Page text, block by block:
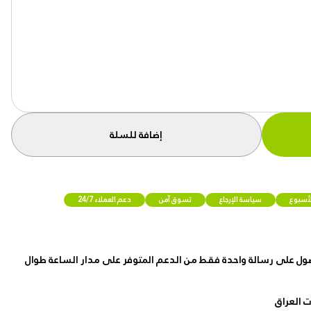
إضافة للسلة
سياسة الإرجاع تسوق آمن دعم العملاء 24/7
على رسالة واحدة فقط من الدعم المتوفر على مدار الساعة طوال
العراق